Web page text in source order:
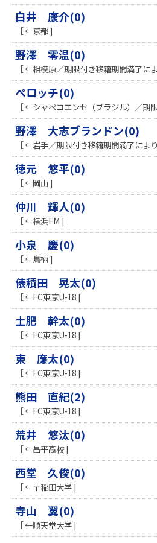
白井 康介(0)
［ ←京都 ]
野澤 零温(0)
［ ←相模原／期限付き移籍期間満了に
ペロッチ(0)
［ ←シャペコエンセ（ブラジル）／期
野澤 大志ブランドン(0)
［ ←岩手／期限付き移籍期間満了によ
徳元 悠平(0)
［ ←岡山 ]
仲川 輝人(0)
［ ←横浜FM ]
小泉 慶(0)
［ ←鳥栖 ]
俵積田 晃太(0)
［ ←FC東京U-18 ]
土肥 幹太(0)
［ ←FC東京U-18 ]
東 廉太(0)
［ ←FC東京U-18 ]
熊田 直紀(2)
［ ←FC東京U-18 ]
荒井 悠汰(0)
［ ←昌平高校 ]
西堂 久俊(0)
［ ←早稲田大学 ]
寺山 翼(0)
［ ←順天堂大学 ]